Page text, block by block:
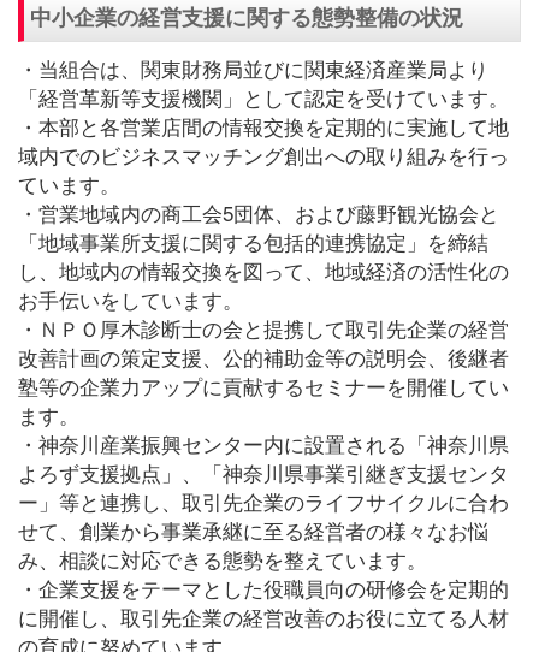
中小企業の経営支援に関する態勢整備の状況
・当組合は、関東財務局並びに関東経済産業局より
「経営革新等支援機関」として認定を受けています。
・本部と各営業店間の情報交換を定期的に実施して地
域内でのビジネスマッチング創出への取り組みを行っ
ています。
・営業地域内の商工会5団体、および藤野観光協会と
「地域事業所支援に関する包括的連携協定」を締結
し、地域内の情報交換を図って、地域経済の活性化の
お手伝いをしています。
・ＮＰＯ厚木診断士の会と提携して取引先企業の経営
改善計画の策定支援、公的補助金等の説明会、後継者
塾等の企業力アップに貢献するセミナーを開催してい
ます。
・神奈川産業振興センター内に設置される「神奈川県
よろず支援拠点」、「神奈川県事業引継ぎ支援センタ
ー」等と連携し、取引先企業のライフサイクルに合わ
せて、創業から事業承継に至る経営者の様々なお悩
み、相談に対応できる態勢を整えています。
・企業支援をテーマとした役職員向の研修会を定期的
に開催し、取引先企業の経営改善のお役に立てる人材
の育成に努めています。